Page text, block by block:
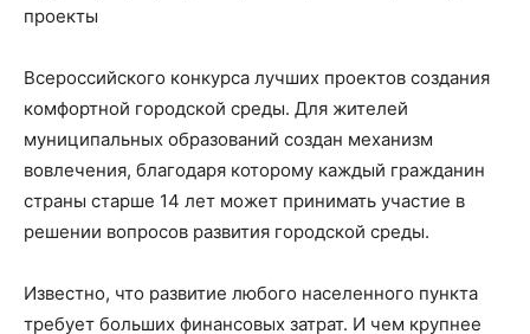
проекты
Всероссийского конкурса лучших проектов создания
комфортной городской среды. Для жителей
муниципальных образований создан механизм
вовлечения, благодаря которому каждый гражданин
страны старше 14 лет может принимать участие в
решении вопросов развития городской среды.
Известно, что развитие любого населенного пункта
требует больших финансовых затрат. И чем крупнее